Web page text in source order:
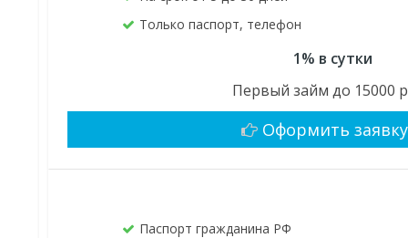
Только паспорт, телефон
1% в сутки
Первый займ до 15000
Оформить заявку
Паспорт гражданина РФ